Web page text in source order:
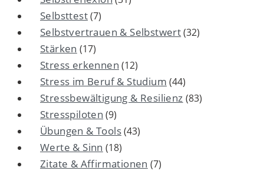
Selbsttest(7)
Selbstvertrauen & Selbstwert(32)
Stärken (17)
Stress erkennen (12)
Stress im Beruf & Studium (44)
Stressbewältigung & Resilienz (83)
Stresspiloten (9)
Übungen & Tools(43)
Werte & Sinn (18)
Zitate & Affirmationen (7)